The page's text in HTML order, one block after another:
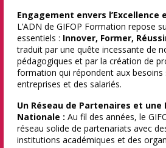
Engagement envers l’Excellence
L’ADN de GIFOP Formation repose
essentiels : Innover, Former,
traduit par une quête incessante de
pédagogiques et par la création de
formation qui répondent aux besoins
entreprises et des salariés.
Un Réseau de Partenaires et une
Nationale : Au fil des années, le
réseau solide de partenariats avec
institutions académiques et des